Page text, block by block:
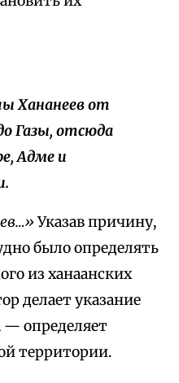
Хананеев от
Газы, отсюда
Адме и
Указав причину,
было определять
из ханаанских
делает указание
— определяет
территории.